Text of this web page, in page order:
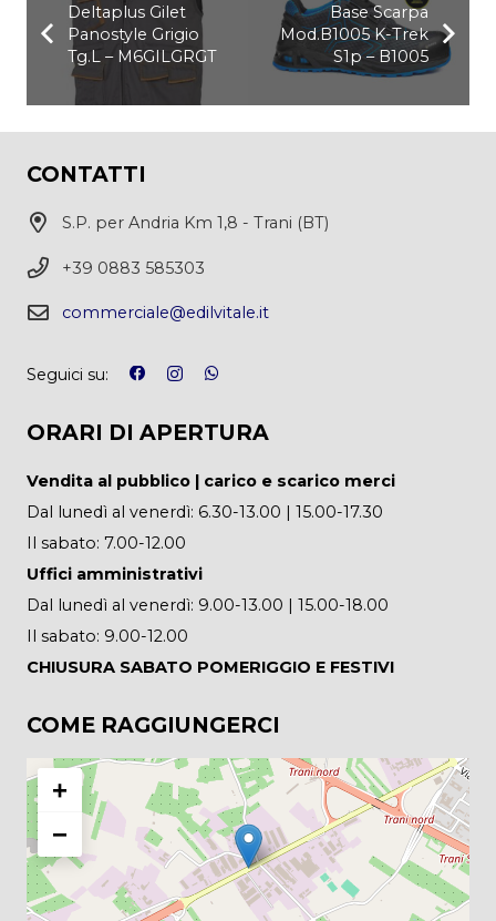
Deltaplus Gilet
Panostyle Grigio
Tg.L – M6GILGRGT
Base Scarpa
Mod.B1005 K-Trek
S1p – B1005
CONTATTI
S.P. per Andria Km 1,8 - Trani (BT)
+39 0883 585303
commerciale@edilvitale.it
Seguici su:
ORARI DI APERTURA
Vendita al pubblico | carico e scarico merci
Dal lunedì al venerdì: 6.30-13.00 | 15.00-17.30
Il sabato: 7.00-12.00
Uffici amministrativi
Dal lunedì al venerdì: 9.00-13.00 | 15.00-18.00
Il sabato: 9.00-12.00
CHIUSURA SABATO POMERIGGIO E FESTIVI
COME RAGGIUNGERCI
+
−